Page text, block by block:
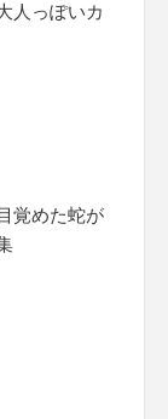
人っぽいカ
覚めた蛇が